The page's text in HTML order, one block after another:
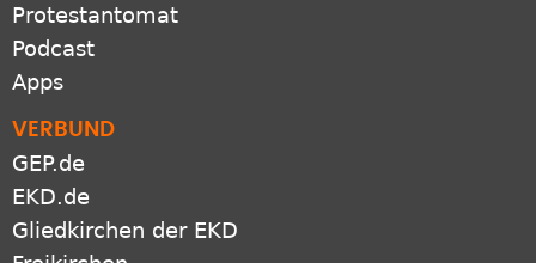
Protestantomat
Podcast
Apps
VERBUND
GEP.de
EKD.de
Gliedkirchen der EKD